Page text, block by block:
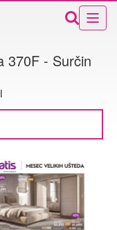
370F - Surčin